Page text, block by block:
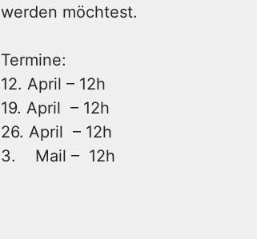
werden möchtest.
Termine:
12. April – 12h
19. April – 12h
26. April – 12h
3. Mail – 12h